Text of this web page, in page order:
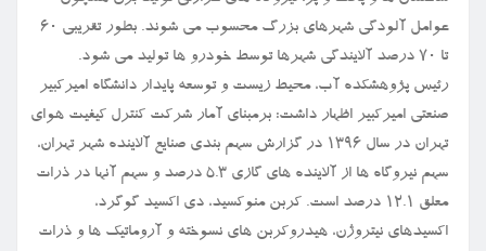
عوامل آلودگی شهرهای بزرگ محسوب می شوند. بطور تقریبی ۶۰
تا ۷۰ درصد آلایندگی شهرها توسط خودرو ها تولید می شود.
رئیس پژوهشکده آب، محیط زیست و توسعه پایدار دانشگاه امیرکبیر
صنعتی امیرکبیر اظهار داشت: برمبنای آمار شرکت کنترل کیفیت هوای
تهران در سال ۱۳۹۶ در گزارش سهم بندی صنایع آلاینده شهر تهران،
سهم نیروگاه ها از آلاینده های گازی ۵.۳ درصد و سهم آنها در ذرات
معلق ۱۲.۱ درصد است. کربن منوکسید، دی اکسید گوگرد،
اکسیدهای نیتروژن، هیدروکربن های نسوخته و آروماتیک ها و ذرات